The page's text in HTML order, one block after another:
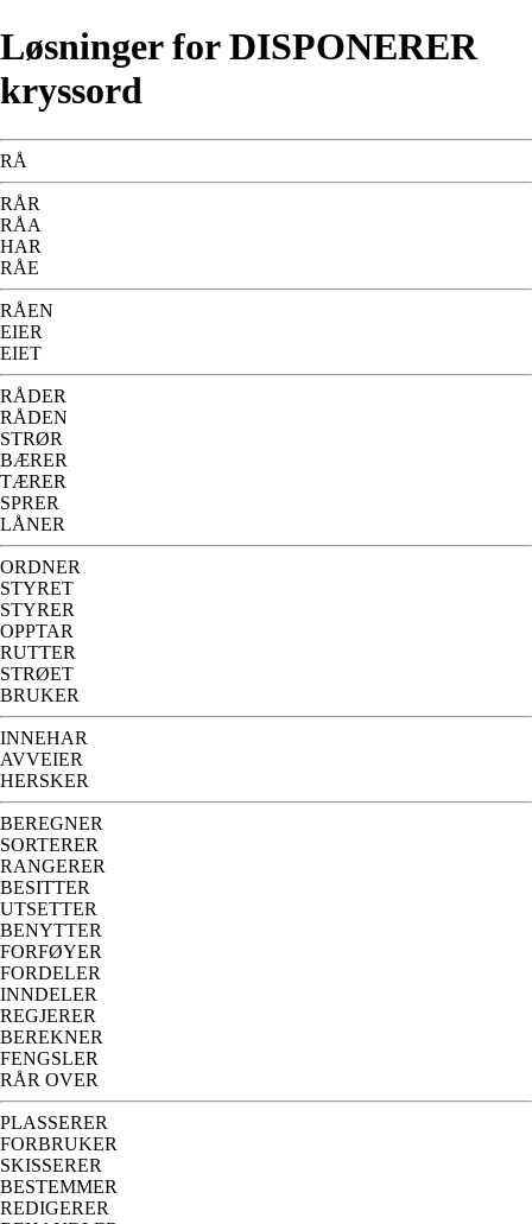
Løsninger for DISPONERER
kryssord
RÅ
RÅR
RÅA
HAR
RÅE
RÅEN
EIER
EIET
RÅDER
RÅDEN
STRØR
BÆRER
TÆRER
SPRER
LÅNER
ORDNER
STYRET
STYRER
OPPTAR
RUTTER
STRØET
BRUKER
INNEHAR
AVVEIER
HERSKER
BEREGNER
SORTERER
RANGERER
BESITTER
UTSETTER
BENYTTER
FORFØYER
FORDELER
INNDELER
REGJERER
BEREKNER
FENGSLER
RÅR OVER
PLASSERER
FORBRUKER
SKISSERER
BESTEMMER
REDIGERER